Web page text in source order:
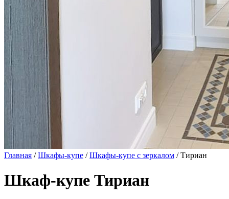
Главная /Шкафы-купе /Шкафы-купе с зеркалом / Тириан
Шкаф-купе Тириан